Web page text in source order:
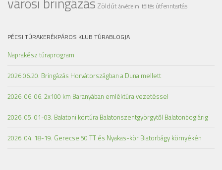
Zöldútárvédelmi töltés útfenntartás
PÉCSI TÚRAKERÉKPÁROS KLUB TÚRABLOGJA
Naprakész túraprogram
2026.06.20. Bringázás Horvátországban a Duna mellett
2026. 06. 06. 2x100 km Baranyában emléktúra vezetéssel
2026. 05. 01-03. Balatoni körtúra Balatonszentgyörgytől Balatonboglárig
2026. 04. 18-19. Gerecse 50 TT és Nyakas-kör Biatorbágy környékén